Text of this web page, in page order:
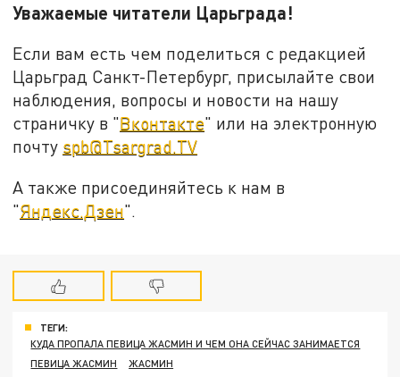
Уважаемые читатели Царьграда!
Если вам есть чем поделиться с редакцией
Царьград Санкт-Петербург, присылайте свои
наблюдения, вопросы и новости на нашу
страничку в "Вконтакте" или на электронную
почту spb@Tsargrad.TV
А также присоединяйтесь к нам в
"Яндекс.Дзен".
ТЕГИ:
КУДА ПРОПАЛА ПЕВИЦА ЖАСМИН И ЧЕМ ОНА СЕЙЧАС ЗАНИМАЕТСЯ
ПЕВИЦА ЖАСМИН
ЖАСМИН